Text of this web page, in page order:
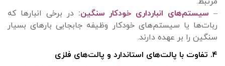
– سیستم‌های انبارداری خودکار سنگین: در برخی انبارها که
ربات‌ها یا سیستم‌های خودکار وظیفه جابجایی بارهای بسیار
سنگین را بر عهده دارند.
۴. تفاوت با پالت‌های استاندارد و پالت‌های فلزی